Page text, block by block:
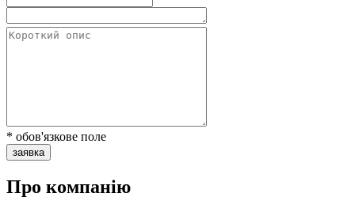
* обов'язкове поле
заявка
Про компанію